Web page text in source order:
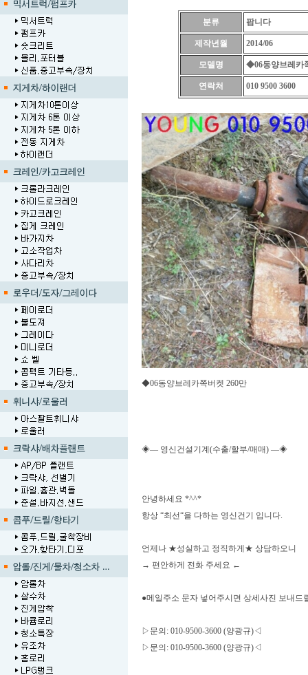
분류 팝니다
제작년월 2014/06
모델명 ◆06동양브레카
연락처 010 9500 3600
◆06동양브레카쪽버켓 260만
◈― 영신건설기계(수출/할부/매매) ―◈
안녕하세요 *^^*
항상 “최선“을 다하는 영신건기 입니다.
언제나 ★성실하고 정직하게★ 상담하오니
→ 편안하게 전화 주세요 ←
●메일주소 문자 넣어주시면 상세사진 보내드
▷문의: 010-9500-3600 (양광규)◁
▷문의: 010-9500-3600 (양광규)◁